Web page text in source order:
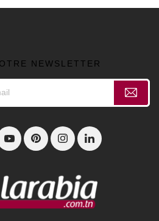
NEWSLETTER